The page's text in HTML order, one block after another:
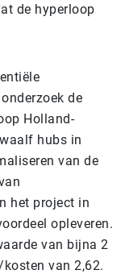
de hyperloop
de
Holland-
hubs in
van de
het project in
opleveren.
van bijna 2
van 2,62.